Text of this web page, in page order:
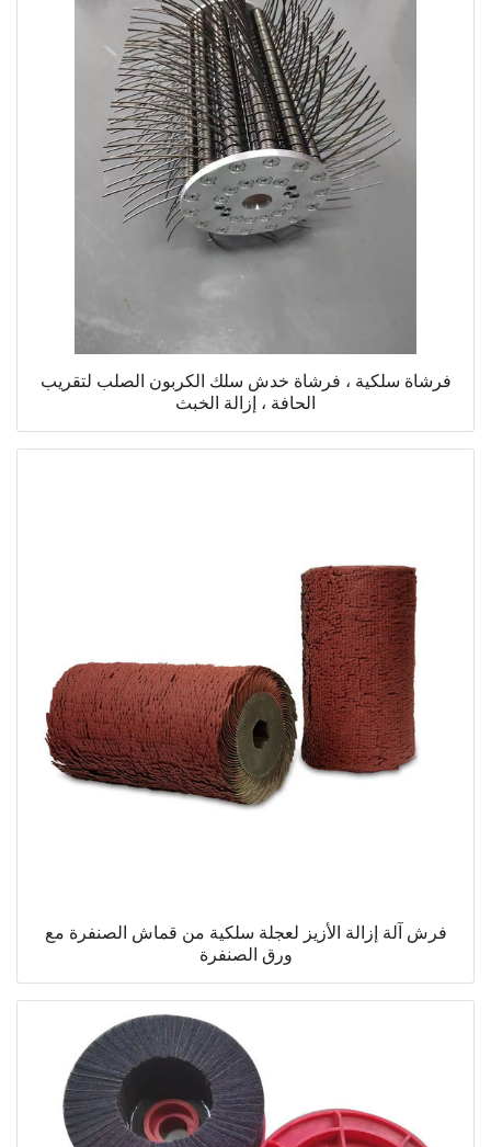
فرشاة سلكية ، فرشاة خدش سلك الكربون الصلب لتقريب
الحافة ، إزالة الخبث
فرش آلة إزالة الأزيز لعجلة سلكية من قماش الصنفرة مع
ورق الصنفرة